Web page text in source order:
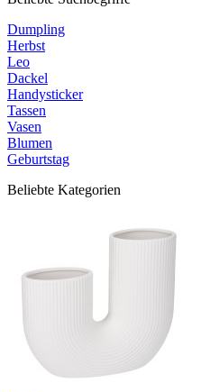
Dumpling
Herbst
Leo
Dackel
Handysticker
Tassen
Vasen
Blumen
Geburtstag
Beliebte Kategorien